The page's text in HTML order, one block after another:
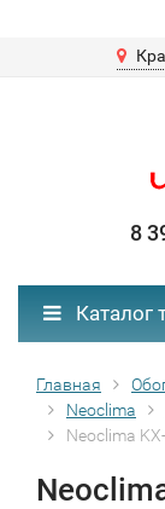
8
Каталог
Главная
Neoclima
Neoclima